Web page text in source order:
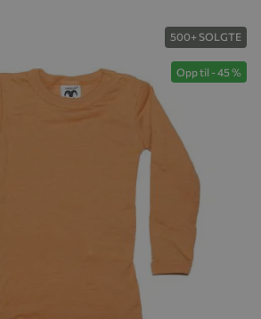
500+ SOLGTE
Opp til -45%